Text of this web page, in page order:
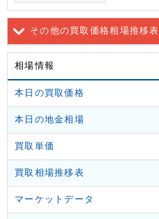
その他の買取価格相場推移表
相場情報
本日の買取価格
本日の地金相場
買取単価
買取相場推移表
マーケットデータ